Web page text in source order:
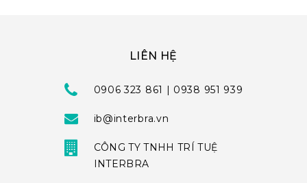
LIÊN HỆ
0906 323 861 | 0938 951 939
ib@interbra.vn
CÔNG TY TNHH TRÍ TUỆ
INTERBRA